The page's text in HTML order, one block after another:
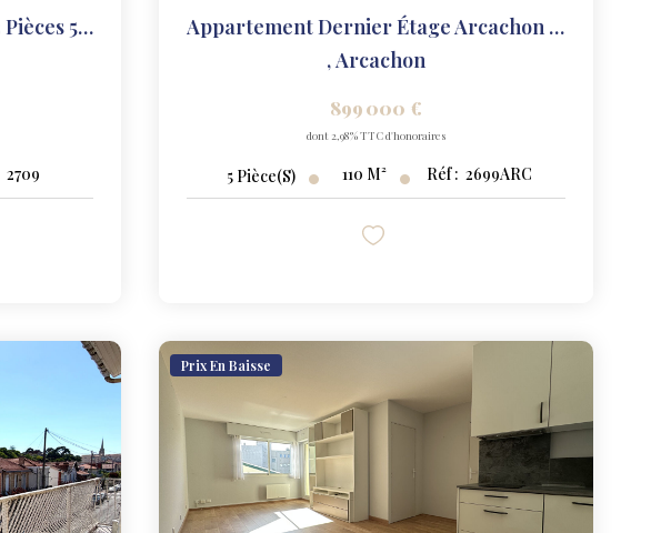
Appartement De Caractère - 3 Pièces 57 M²
2709
Appartement Dernier Étage Arcachon 5 Pièce(s) 110 M2
,Arcachon
899 000 €
dont 2,98% TTC d'honoraires
5 Pièce(s) 110 M² Réf : 2699ARC
Prix En Baisse